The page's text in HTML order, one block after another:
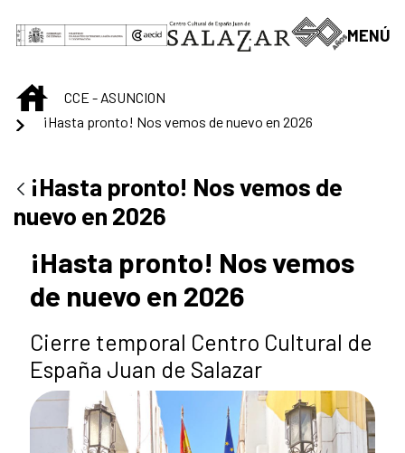
Saltar al contenido principal
MENÚ
INICIOCCE - ASUNCION
¡Hasta pronto! Nos vemos de nuevo en 2026
¡Hasta pronto! Nos vemos de
nuevo en 2026
¡Hasta pronto! Nos vemos
de nuevo en 2026
Cierre temporal Centro Cultural de
España Juan de Salazar